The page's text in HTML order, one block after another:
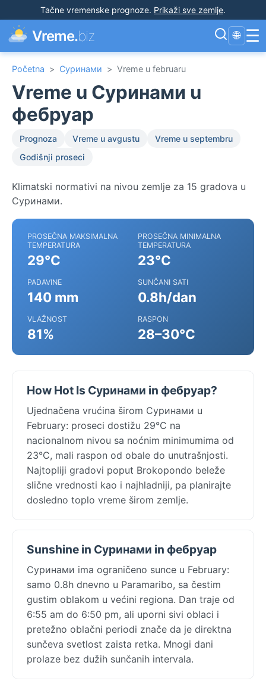
Tačne vremenske prognoze. Prikaži sve zemlje.
Vreme.biz 🌐 ☰
Početna > Суринами > Vreme u februaru
Vreme u Суринами u
фебруар
Prognoza Vreme u avgustu
Vreme u septembru
Godišnji proseci
Klimatski normativi na nivou zemlje za 15 gradova u
Суринами.
PROSEČNA MAKSIMALNA
TEMPERATURA
29°C
PROSEČNA MINIMALNA
TEMPERATURA
23°C
PADAVINE
140 mm
SUNČANI SATI
0.8h/dan
VLAŽNOST
81%
RASPON
28–30°C
How Hot Is Суринами in фебруар?
Ujednačena vrućina širom Суринами u
February: proseci dostižu 29°C na
nacionalnom nivou sa noćnim minimumima od
23°C, mali raspon od obale do unutrašnjosti.
Najtopliji gradovi poput Brokopondo beleže
slične vrednosti kao i najhladniji, pa planirajte
dosledno toplo vreme širom zemlje.
Sunshine in Суринами in фебруар
Суринами ima ograničeno sunce u February:
samo 0.8h dnevno u Paramaribo, sa čestim
gustim oblakom u većini regiona. Dan traje od
6:55 am do 6:50 pm, ali uporni sivi oblaci i
pretežno oblačni periodi znače da je direktna
sunčeva svetlost zaista retka. Mnogi dani
prolaze bez dužih sunčanih intervala.